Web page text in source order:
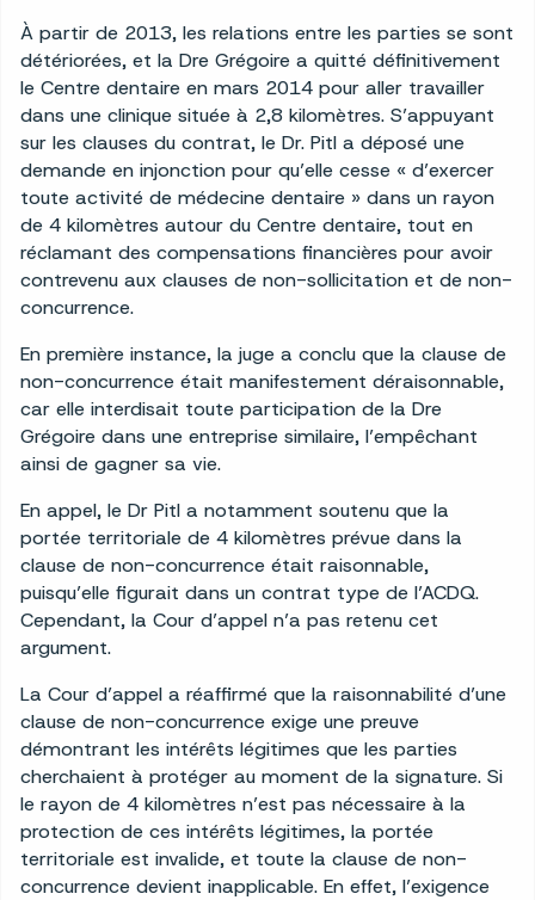
À partir de 2013, les relations entre les parties se sont
détériorées, et la Dre Grégoire a quitté définitivement
le Centre dentaire en mars 2014 pour aller travailler
dans une clinique située à 2,8 kilomètres. S’appuyant
sur les clauses du contrat, le Dr. Pitl a déposé une
demande en injonction pour qu’elle cesse « d’exercer
toute activité de médecine dentaire » dans un rayon
de 4 kilomètres autour du Centre dentaire, tout en
réclamant des compensations financières pour avoir
contrevenu aux clauses de non-sollicitation et de non-
concurrence.
En première instance, la juge a conclu que la clause de
non-concurrence était manifestement déraisonnable,
car elle interdisait toute participation de la Dre
Grégoire dans une entreprise similaire, l’empêchant
ainsi de gagner sa vie.
En appel, le Dr Pitl a notamment soutenu que la
portée territoriale de 4 kilomètres prévue dans la
clause de non-concurrence était raisonnable,
puisqu’elle figurait dans un contrat type de l’ACDQ.
Cependant, la Cour d’appel n’a pas retenu cet
argument.
La Cour d’appel a réaffirmé que la raisonnabilité d’une
clause de non-concurrence exige une preuve
démontrant les intérêts légitimes que les parties
cherchaient à protéger au moment de la signature. Si
le rayon de 4 kilomètres n’est pas nécessaire à la
protection de ces intérêts légitimes, la portée
territoriale est invalide, et toute la clause de non-
concurrence devient inapplicable. En effet, l’exigence